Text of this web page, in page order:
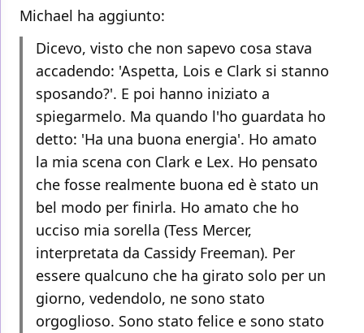
Michael ha aggiunto:
Dicevo, visto che non sapevo cosa stava
accadendo: 'Aspetta, Lois e Clark si stanno
sposando?'. E poi hanno iniziato a
spiegarmelo. Ma quando l'ho guardata ho
detto: 'Ha una buona energia'. Ho amato
la mia scena con Clark e Lex. Ho pensato
che fosse realmente buona ed è stato un
bel modo per finirla. Ho amato che ho
ucciso mia sorella (Tess Mercer,
interpretata da Cassidy Freeman). Per
essere qualcuno che ha girato solo per un
giorno, vedendolo, ne sono stato
orgoglioso. Sono stato felice e sono stato